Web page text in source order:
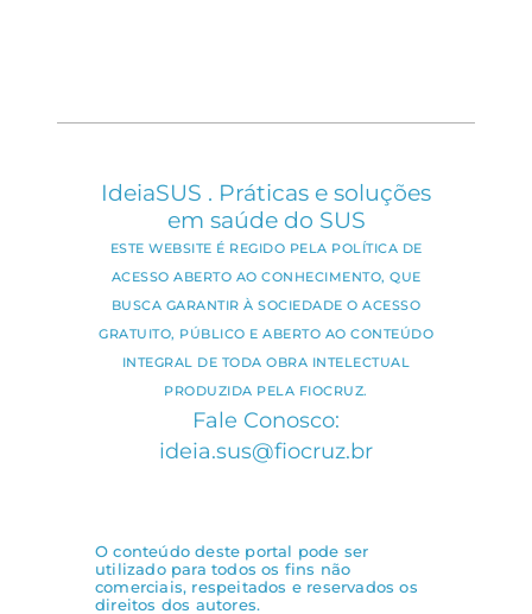
IdeiaSUS . Práticas e soluções
em saúde do SUS
ESTE WEBSITE É REGIDO PELA POLÍTICA DE
ACESSO ABERTO AO CONHECIMENTO, QUE
BUSCA GARANTIR À SOCIEDADE O ACESSO
GRATUITO, PÚBLICO E ABERTO AO CONTEÚDO
INTEGRAL DE TODA OBRA INTELECTUAL
PRODUZIDA PELA FIOCRUZ.
Fale Conosco:
ideia.sus@fiocruz.br
O conteúdo deste portal pode ser
utilizado para todos os fins não
comerciais, respeitados e reservados os
direitos dos autores.